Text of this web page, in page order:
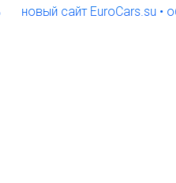
сайт EuroCars.su •